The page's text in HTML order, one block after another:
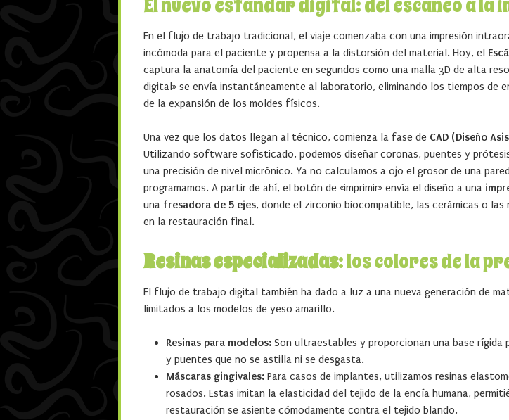
El nuevo estándar digital: del escaneo a la
En el flujo de trabajo tradicional, el viaje comenzaba con una impresión
incómoda para el paciente y propensa a la distorsión del material. Hoy, el
captura la anatomía del paciente en segundos como una malla 3D de alta
digital» se envía instantáneamente al laboratorio, eliminando los tiempos de
de la expansión de los moldes físicos.
Una vez que los datos llegan al técnico, comienza la fase de CAD (Diseño
Utilizando software sofisticado, podemos diseñar coronas, puentes y
una precisión de nivel micrónico. Ya no calculamos a ojo el grosor de una
programamos. A partir de ahí, el botón de «imprimir» envía el diseño a una
una fresadora de 5 ejes, donde el zirconio biocompatible, las cerámicas o las
en la restauración final.
Resinas especializadas: los colores de la
El flujo de trabajo digital también ha dado a luz a una nueva generación de
limitados a los modelos de yeso amarillo.
Resinas para modelos: Son ultraestables y proporcionan una base rígida
y puentes que no se astilla ni se desgasta.
Máscaras gingivales: Para casos de implantes, utilizamos resinas
rosados. Estas imitan la elasticidad del tejido de la encía humana,
restauración se asiente cómodamente contra el tejido blando.